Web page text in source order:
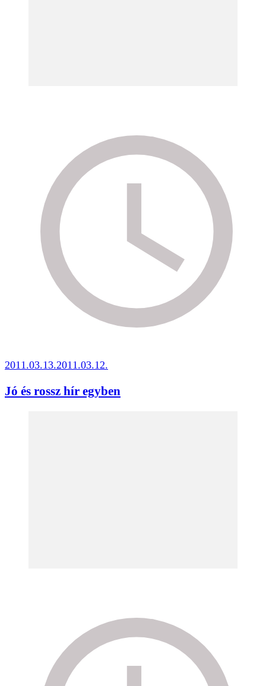
2011.03.13.2011.03.12.
Jó és rossz hír egyben